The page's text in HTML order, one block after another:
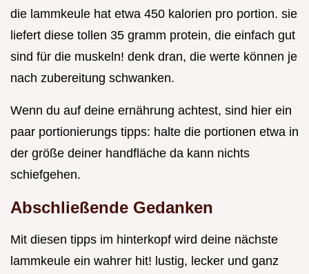
die lammkeule hat etwa 450 kalorien pro portion. sie
liefert diese tollen 35 gramm protein, die einfach gut
sind für die muskeln! denk dran, die werte können je
nach zubereitung schwanken.
Wenn du auf deine ernährung achtest, sind hier ein
paar portionierungs tipps: halte die portionen etwa in
der größe deiner handfläche da kann nichts
schiefgehen.
Abschließende Gedanken
Mit diesen tipps im hinterkopf wird deine nächste
lammkeule ein wahrer hit! lustig, lecker und ganz